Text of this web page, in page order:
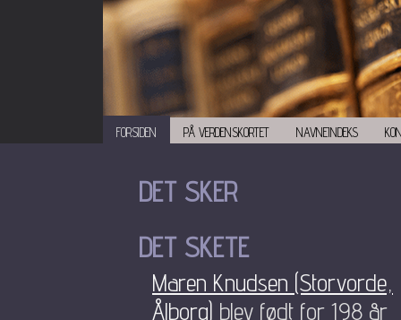
FORSIDEN PÅ VERDENSKORTET NAVNEINDEKS
DET SKER
DET SKETE
Maren Knudsen (Storvorde,
Ålborg) blev født for 198 år